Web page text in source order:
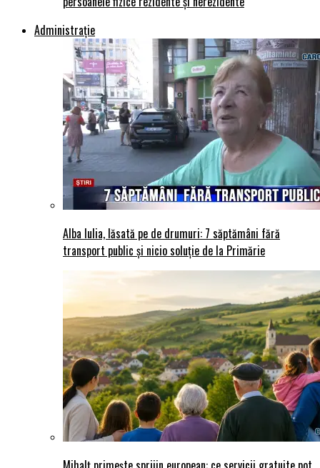
Administraţie
Alba Iulia, lăsată pe de drumuri: 7 săptămâni fără
transport public și nicio soluție de la Primărie